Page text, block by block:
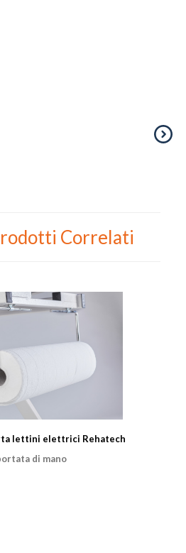
Correlati
lettini elettrici Rehatech
di mano